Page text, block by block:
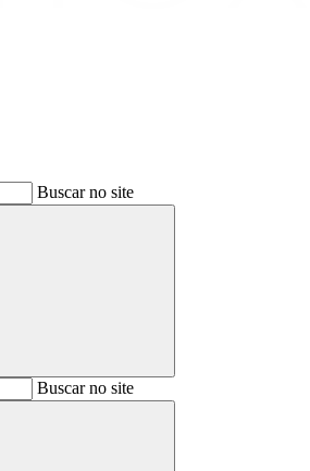
Buscar no site
BuscarBuscar no site